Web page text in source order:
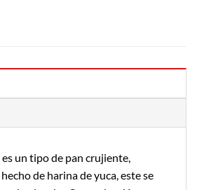
es un tipo de pan crujiente,
de harina de yuca, este se